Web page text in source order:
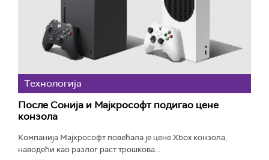
Технологијa
После Сонија и Мајкрософт подигао цене
конзола
Компанија Мајкрософт повећала је цене Xbox конзола,
наводећи као разлог раст трошкова...